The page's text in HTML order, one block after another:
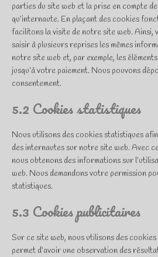
parties du site web et la prise en compte
qu’internaute. En plaçant des cookies
facilitons la visite de notre site web. Ainsi,
saisir à plusieurs reprises les mêmes
notre site web et, par exemple, les
jusqu’à votre paiement. Nous pouvons
consentement.
5.2 Cookies statistiques
Nous utilisons des cookies statistiques afin
des internautes sur notre site web. Avec
nous obtenons des informations sur
web. Nous demandons votre permission
statistiques.
5.3 Cookies publicitaires
Sur ce site web, nous utilisons des
permet d’avoir une observation des